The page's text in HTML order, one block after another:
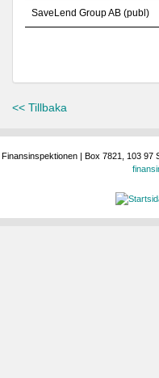
SaveLend Group AB (publ)
<< Tillbaka
Finansinspektionen | Box 7821, 103 97